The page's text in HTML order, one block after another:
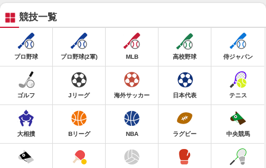
競技一覧
プロ野球 プロ野球(2軍) MLB 高校野球 侍ジャパン
ゴルフ Jリーグ 海外サッカー 日本代表 テニス
大相撲 Bリーグ NBA ラグビー 中央競馬